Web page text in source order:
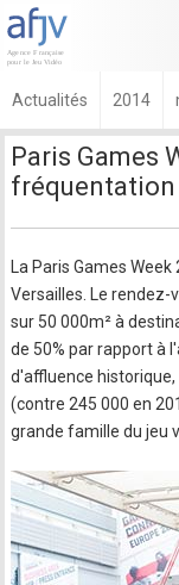
Actualités 2014
Paris Games
fréquentation
La Paris Games
Versailles. Le
sur 50 000m² à
de 50% par rapport à
d'affluence
(contre 245 000 en
grande famille du jeu